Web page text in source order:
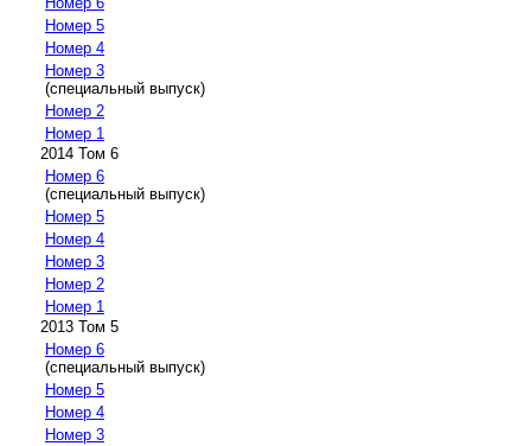
Номер 5
Номер 4
Номер 3
(специальный выпуск)
Номер 2
Номер 1
2014 Том 6
Номер 6
(специальный выпуск)
Номер 5
Номер 4
Номер 3
Номер 2
Номер 1
2013 Том 5
Номер 6
(специальный выпуск)
Номер 5
Номер 4
Номер 3